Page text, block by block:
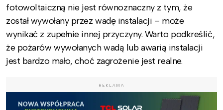
fotowoltaiczną nie jest równoznaczny z tym, że
został wywołany przez wadę instalacji – może
wynikać z zupełnie innej przyczyny. Warto podkreślić,
że pożarów wywołanych wadą lub awarią instalacji
jest bardzo mało, choć zagrożenie jest realne.
REKLAMA